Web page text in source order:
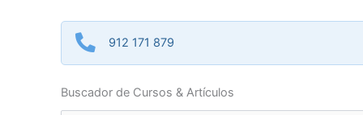
912 171 879
Buscador de Cursos & Artículos